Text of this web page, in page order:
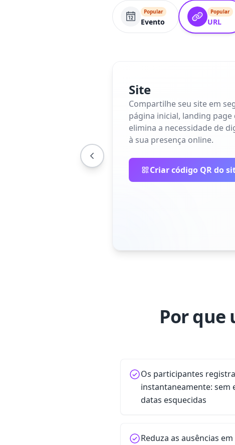
Popular
Evento
Popular
URL
Site
Compartilhe seu site em
página inicial, landing
elimina a necessidade de
à sua presença online.
Criar código QR do
Por que
Os participantes
instantaneamente: sem
datas esquecidas
Reduza as ausências